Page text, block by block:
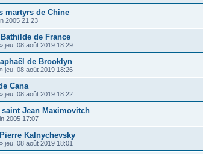
martyrs de Chine
2005 21:23
de France
jeu. 08 août 2019 18:29
de Brooklyn
jeu. 08 août 2019 18:26
Cana
jeu. 08 août 2019 18:22
Jean Maximovitch
2005 17:07
Kalnychevsky
jeu. 08 août 2019 18:01